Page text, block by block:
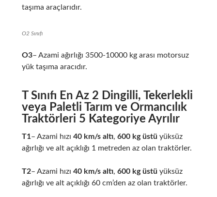
taşıma araçlarıdır.
O2 Sınıfı
O3– Azami ağırlığı 3500-10000 kg arası motorsuz
yük taşıma aracıdır.
T Sınıfı En Az 2 Dingilli, Tekerlekli
veya Paletli Tarım ve Ormancılık
Traktörleri 5 Kategoriye Ayrılır
T1– Azami hızı 40 km/s altı, 600 kg üstü yüksüz
ağırlığı ve alt açıklığı 1 metreden az olan traktörler.
T2– Azami hızı 40 km/s altı, 600 kg üstü yüksüz
ağırlığı ve alt açıklığı 60 cm’den az olan traktörler.